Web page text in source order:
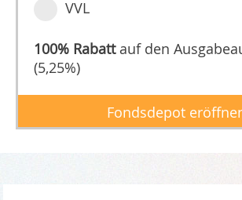
VVL
100% Rabattauf den
(5,25%)
Fondsdepot